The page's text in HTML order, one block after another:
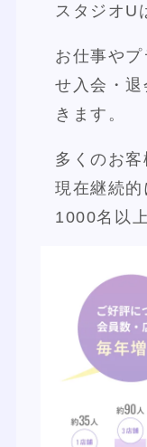
スタジオU
お仕事や
せ入会・
きます。
多くのお客
現在継続
1000名以